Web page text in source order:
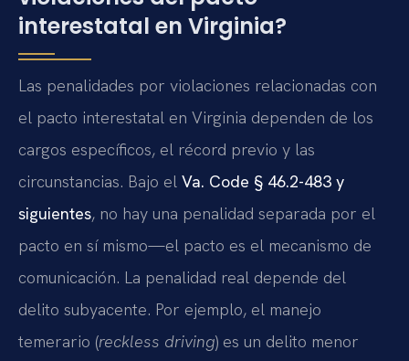
interestatal en Virginia?
Las penalidades por violaciones relacionadas con
el pacto interestatal en Virginia dependen de los
cargos específicos, el récord previo y las
circunstancias. Bajo el Va. Code § 46.2-483 y
siguientes, no hay una penalidad separada por el
pacto en sí mismo—el pacto es el mecanismo de
comunicación. La penalidad real depende del
delito subyacente. Por ejemplo, el manejo
temerario (reckless driving) es un delito menor